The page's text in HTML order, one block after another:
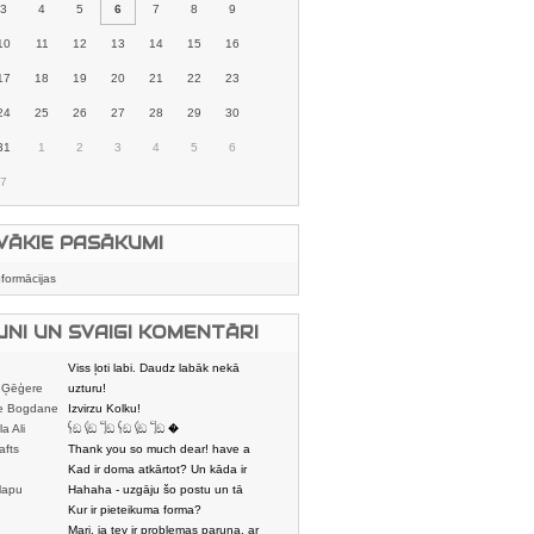
3 4 5 6 7 8 9
11 12 13 14 15 16
18 19 20 21 22 23
25 26 27 28 29 30
1 2 3 4 5 6
7
PASĀKUMI
UN SVAIGI KOMENTĀRI
Viss ļoti labi. Daudz labāk nekā
karstmaizīšu
uzturu!
Bogdane
Izvirzu Kolku!
Ali
𓌜ඞ 𓌱ඞ 𓌏ඞ 𓌜ඞ 𓌱ඞ 𓌏ඞ �
Thank you so much dear! have a
nice day
Kad ir doma atkārtot? Un kāda ir
aptuvenā dalī
Hahaha - uzgāju šo postu un tā
sasmējos. Četr
Kur ir pieteikuma forma?
Mari, ja tev ir problemas paruna, ar